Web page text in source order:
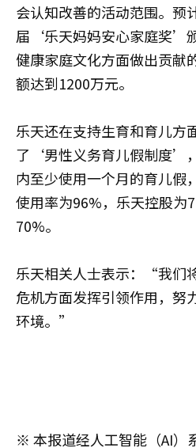
会认知改善的活动范围。预
届‘乐天妈妈安心家庭奖’
健康家庭文化方面做出贡献
额达到1200万元。
乐天还在支持生育和育儿方
了‘男性义务育儿假制度’
内至少使用一个月的育儿假
使用率为96%，乐天控股为
70%。
乐天相关人士表示：“我们
危机方面发挥引领作用，努
环境。”
※ 本报道经人工智能（AI）